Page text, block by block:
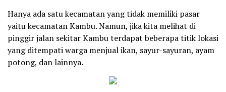
Hanya ada satu kecamatan yang tidak memiliki pasar
yaitu kecamatan Kambu. Namun, jika kita melihat di
pinggir jalan sekitar Kambu terdapat beberapa titik lokasi
yang ditempati warga menjual ikan, sayur-sayuran, ayam
potong, dan lainnya.